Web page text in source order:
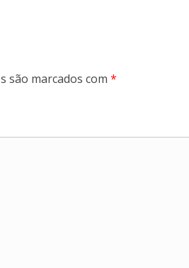
são marcados com *